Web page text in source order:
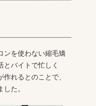
ンを使わない縮毛矯
とバイトで忙しく
れるとのことで、
た。